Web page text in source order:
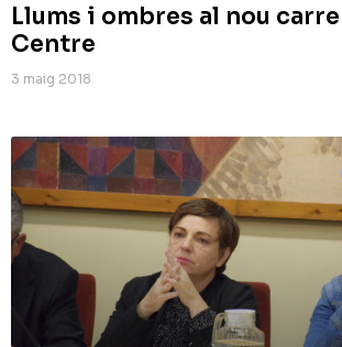
Llums i ombres al nou
Centre
3 maig 2018